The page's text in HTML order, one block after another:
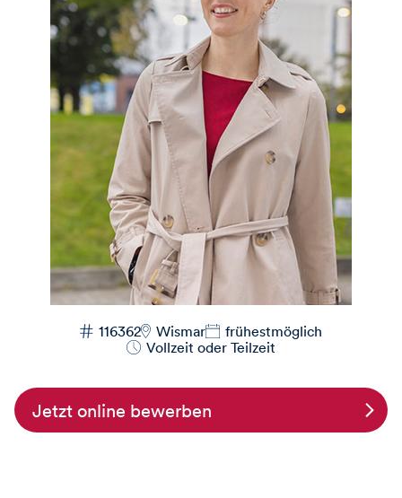
116362 Wismar
frühestmöglich
Vollzeit oder Teilzeit
Jetzt online bewerben